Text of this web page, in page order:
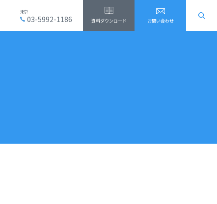
東京
03-5992-1186 資料ダウンロード お問い合わせ